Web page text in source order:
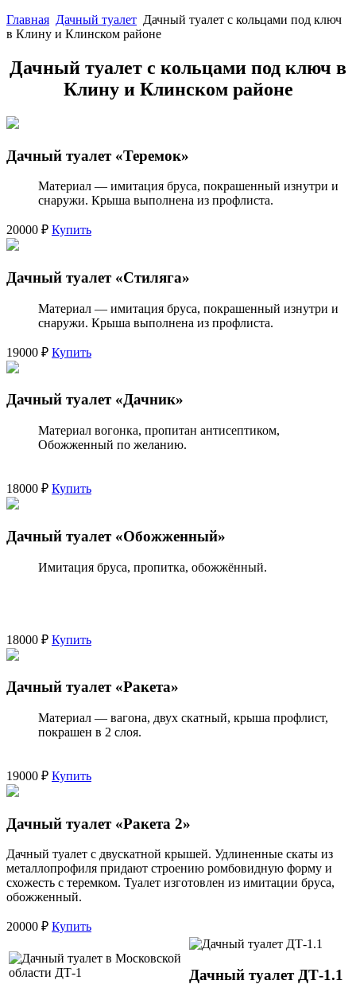
Главная Дачный туалет Дачный туалет с кольцами под ключ
в Клину и Клинском районе
Дачный туалет с кольцами под ключ в
Клину и Клинском районе
Дачный туалет «Теремок»
Материал — имитация бруса, покрашенный изнутри и
снаружи. Крыша выполнена из профлиста.
20000 ₽ Купить
Дачный туалет «Стиляга»
Материал — имитация бруса, покрашенный изнутри и
снаружи. Крыша выполнена из профлиста.
19000 ₽ Купить
Дачный туалет «Дачник»
Материал вогонка, пропитан антисептиком,
Обожженный по желанию.
18000 ₽ Купить
Дачный туалет «Обожженный»
Имитация бруса, пропитка, обожжённый.
18000 ₽ Купить
Дачный туалет «Ракета»
Материал — вагона, двух скатный, крыша профлист,
покрашен в 2 слоя.
19000 ₽ Купить
Дачный туалет «Ракета 2»
Дачный туалет с двускатной крышей. Удлиненные скаты из
металлопрофиля придают строению ромбовидную форму и
схожесть с теремком. Туалет изготовлен из имитации бруса,
обожженный.
20000 ₽ Купить
Дачный туалет ДТ-1.1